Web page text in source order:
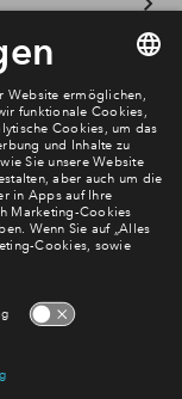
Neuigkeiten
– mit unserem
wir Sie